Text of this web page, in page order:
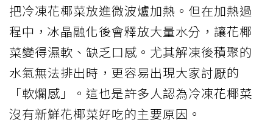
把冷凍花椰菜放進微波爐加熱。但在加熱過
程中，冰晶融化後會釋放大量水分，讓花椰
菜變得濕軟、缺乏口感。尤其解凍後積聚的
水氣無法排出時，更容易出現大家討厭的
「軟爛感」。這也是許多人認為冷凍花椰菜
沒有新鮮花椰菜好吃的主要原因。